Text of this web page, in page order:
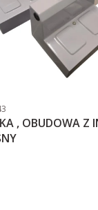
, OBUDOWA Z